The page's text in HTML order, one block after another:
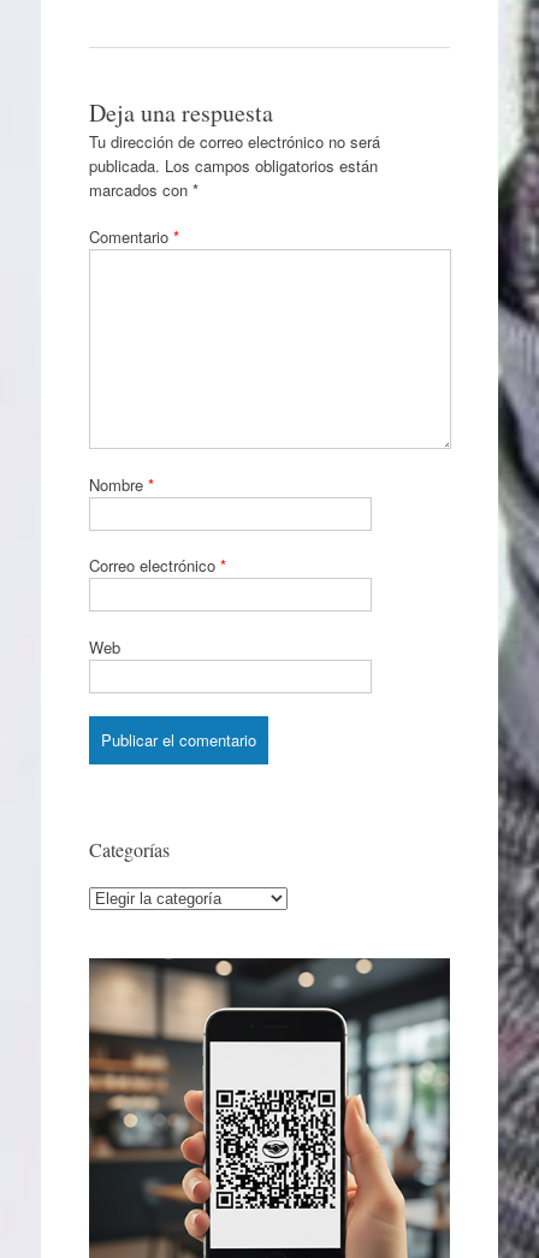
Deja una respuesta
Tu dirección de correo electrónico no será
publicada. Los campos obligatorios están
marcados con *
Comentario *
Nombre *
Correo electrónico *
Web
Categorías
Categorías